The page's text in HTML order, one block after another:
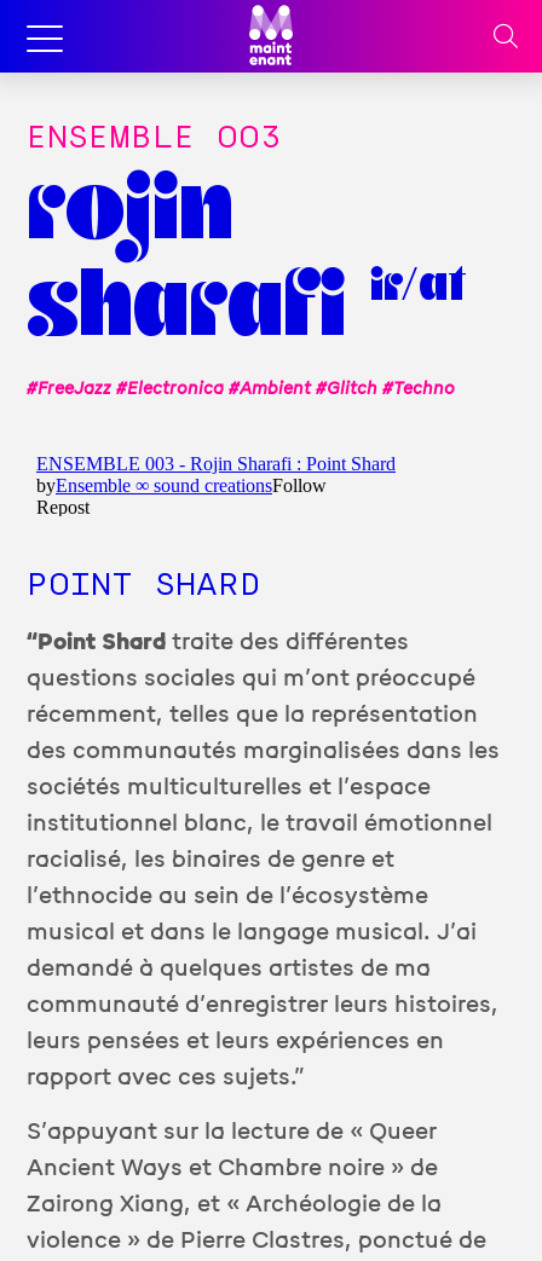
ENSEMBLE OO3
rojin
sharafi ir/at
#FreeJazz #Electronica #Ambient #Glitch #Techno
POINT SHARD
“Point Shardtraite des différentes
questions sociales qui m’ont préoccupé
récemment, telles que la représentation
des communautés marginalisées dans les
sociétés multiculturelles et l’espace
institutionnel blanc, le travail émotionnel
racialisé, les binaires de genre et
l’ethnocide au sein de l’écosystème
musical et dans le langage musical. J’ai
demandé à quelques artistes de ma
communauté d’enregistrer leurs histoires,
leurs pensées et leurs expériences en
rapport avec ces sujets.”
S’appuyant sur la lecture de « Queer
Ancient Ways et Chambre noire » de
Zairong Xiang, et « Archéologie de la
violence » de Pierre Clastres, ponctué de